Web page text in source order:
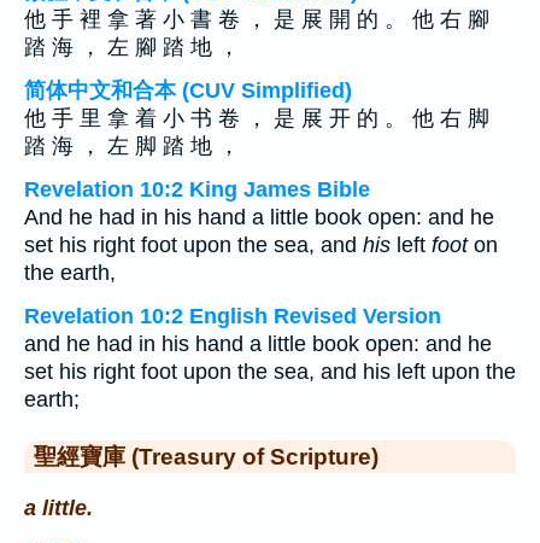
他 手 裡 拿 著 小 書 卷 ， 是 展 開 的 。 他 右 腳
踏 海 ， 左 腳 踏 地 ，
简体中文和合本 (CUV Simplified)
他 手 里 拿 着 小 书 卷 ， 是 展 开 的 。 他 右 脚
踏 海 ， 左 脚 踏 地 ，
Revelation 10:2 King James Bible
And he had in his hand a little book open: and he
set his right foot upon the sea, and his left footon
the earth,
Revelation 10:2 English Revised Version
and he had in his hand a little book open: and he
set his right foot upon the sea, and his left upon the
earth;
聖經寶庫 (Treasury of Scripture)
a little.